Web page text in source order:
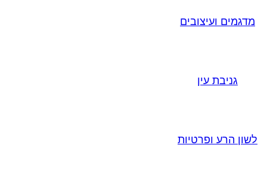
מדגמים ועיצובים
גניבת עין
לשון הרע ופרטיות